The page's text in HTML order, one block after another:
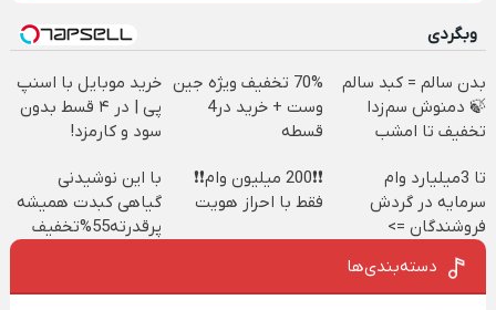
وبگردی
بدن سالم = کبد سالم
🍃 دمنوش سم‌زدا
تخفیف تا امشب
70% تخفیف ویژه جین
وست + خرید در4
قسطه
خرید موبایل با اسنپ
پی | در ۴ قسط بدون
سود و کارمزد!
تا 3میلیارد وام
سرمایه در گردش
فروشندگان =>
فروشگاهت رو ثبت
❗❗200 میلیون وام❗❗
فقط با احراز هویت
با این نوشیدنی
گیاهی کبدت همیشه
پرقدرته55%تخفیف
دسته‌بندی‌ها